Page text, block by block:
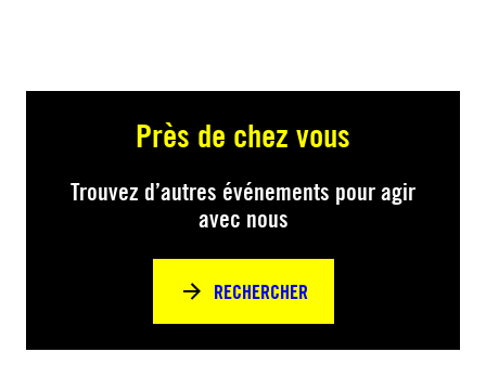
Près de chez vous
Trouvez d’autres événements pour agir
avec nous
RECHERCHER